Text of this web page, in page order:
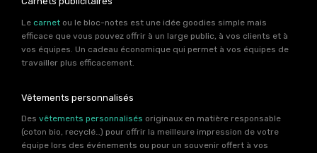
Le carnet ou le bloc-notes est une idée goodies simple mais
efficace que vous pouvez offrir à un large public, à vos clients et à
vos équipes. Un cadeau économique qui permet à vos équipes de
travailler plus efficacement.
Vêtements personnalisés
Des vêtements personnalisés originaux en matière responsable
(coton bio, recyclé…) pour offrir la meilleure impression de votre
équipe lors des événements ou pour un souvenir offert à vos